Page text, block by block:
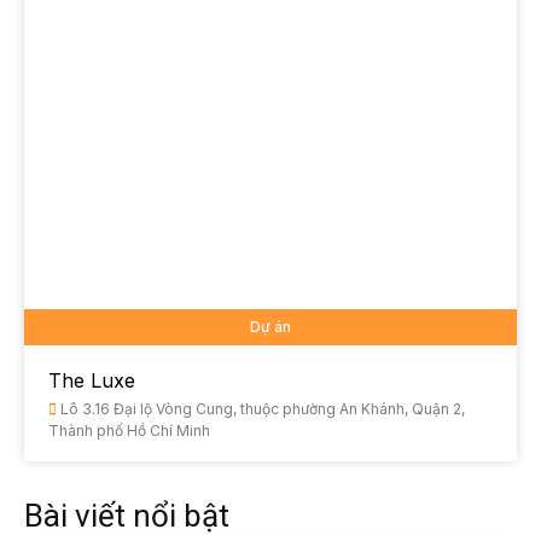
Dự án
The Luxe
Lô 3.16 Đại lộ Vòng Cung, thuộc phường An Khánh, Quận 2,
Thành phố Hồ Chí Minh
Bài viết nổi bật